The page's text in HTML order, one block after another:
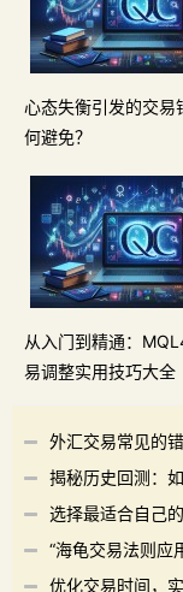
心态失衡引发的交易
何避免？
从入门到精通：
易调整实用技巧大全
外汇交易常见的
揭秘历史回测：
选择最适合自己
“海龟交易法则应
优化交易时间，